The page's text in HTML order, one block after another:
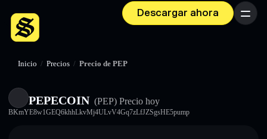
Descargar ahora Menú
Inicio / Precios / Precio de PEP
PEPECOIN (PEP) Precio hoy
BKmYE8w1GEQ6khhLkvMj4ULvV4Gq7zLfJZSgsHE5pump